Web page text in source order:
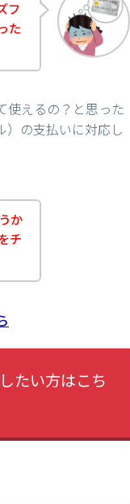
フ
た
使えるの？と思った
）の支払いに対応し
か
チ
たい方はこち